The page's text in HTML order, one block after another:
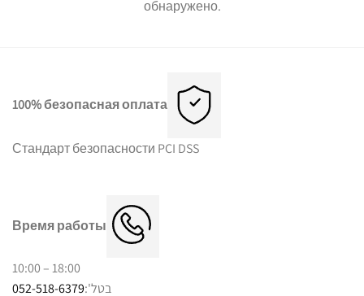
обнаружено.
100% безопасная оплата
Стандарт безопасности PCI DSS
Время работы
10:00 – 18:00
בטל':052-518-6379